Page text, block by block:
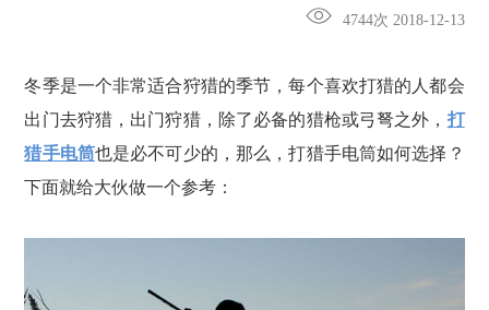
4744次 2018-12-13
冬季是一个非常适合狩猎的季节，每个喜欢打猎的人都会
出门去狩猎，出门狩猎，除了必备的猎枪或弓弩之外， 打
猎手电筒也是必不可少的，那么，打猎手电筒如何选择？
下面就给大伙做一个参考：